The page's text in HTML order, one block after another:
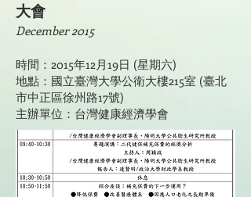
大會
December 2015
時間：2015年12月19日 (星期六)
地點：國立臺灣大學公衛大樓215室 (臺北
市中正區徐州路17號)
主辦單位：台灣健康經濟學會